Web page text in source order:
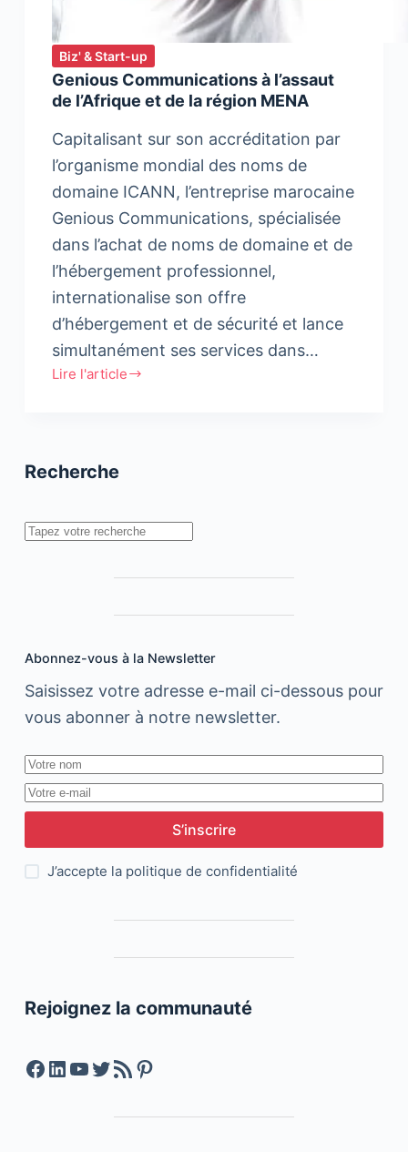
Biz' & Start-up
Genious Communications à l’assaut
de l’Afrique et de la région MENA
Capitalisant sur son accréditation par
l’organisme mondial des noms de
domaine ICANN, l’entreprise marocaine
Genious Communications, spécialisée
dans l’achat de noms de domaine et de
l’hébergement professionnel,
internationalise son offre
d’hébergement et de sécurité et lance
simultanément ses services dans…
Lire l'article
Genious
de
de
Recherche
Rechercher
Abonnez-vous à la Newsletter
Saisissez votre adresse e-mail ci-dessous pour
vous abonner à notre newsletter.
S’inscrire
J’accepte la politique de confidentialité
Rejoignez la communauté
Facebook
LinkedIn
YouTube
Twitter
Feed RSSPinterest